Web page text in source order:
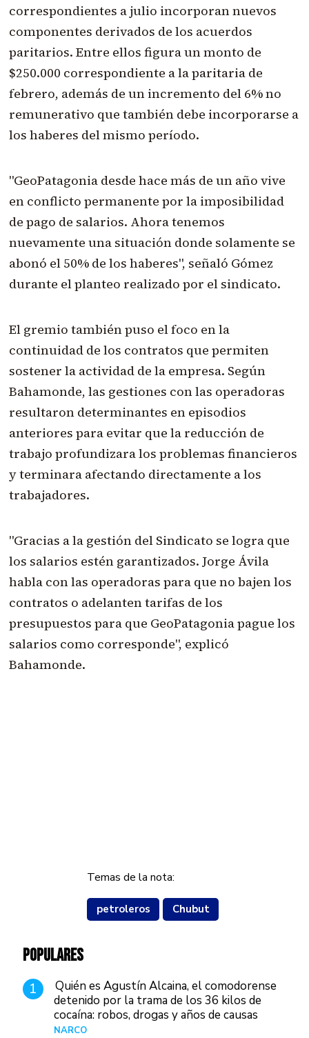
correspondientes a julio incorporan nuevos
componentes derivados de los acuerdos
paritarios. Entre ellos figura un monto de
$250.000 correspondiente a la paritaria de
febrero, además de un incremento del 6% no
remunerativo que también debe incorporarse a
los haberes del mismo período.
"GeoPatagonia desde hace más de un año vive
en conflicto permanente por la imposibilidad
de pago de salarios. Ahora tenemos
nuevamente una situación donde solamente se
abonó el 50% de los haberes", señaló Gómez
durante el planteo realizado por el sindicato.
El gremio también puso el foco en la
continuidad de los contratos que permiten
sostener la actividad de la empresa. Según
Bahamonde, las gestiones con las operadoras
resultaron determinantes en episodios
anteriores para evitar que la reducción de
trabajo profundizara los problemas financieros
y terminara afectando directamente a los
trabajadores.
"Gracias a la gestión del Sindicato se logra que
los salarios estén garantizados. Jorge Ávila
habla con las operadoras para que no bajen los
contratos o adelanten tarifas de los
presupuestos para que GeoPatagonia pague los
salarios como corresponde", explicó
Bahamonde.
Temas de la nota:
petroleros Chubut
POPULARES
1
Quién es Agustín Alcaina, el comodorense
detenido por la trama de los 36 kilos de
cocaína: robos, drogas y años de causas
judiciales
NARCO